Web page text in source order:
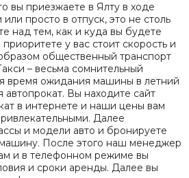
вы приезжаете в Ялту в ходе
просто в отпуск, это не столь
над тем, как и куда вы будете
у вас стоит скорость и
общественный транспорт
– весьма сомнительный
время ожидания машины в летний
автопрокат. Вы находите сайт
в интернете и наши цены вам
Далее
и модели авто и бронируете
После этого наш менеджер
и в телефонном режиме вы
и сроки аренды. Далее вы